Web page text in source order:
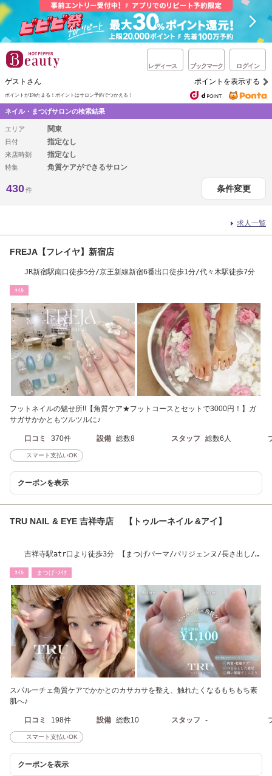
レディース ブックマーク ログイン
ゲストさん ポイントを表示する
ポイントが1%たまる！ ポイントはサロン予約でつかえる！
ネイル・まつげサロンの検索結果
エリア 関東
日付 指定なし
来店時刻 指定なし
特集 角質ケアができるサロン
430件 条件変更
求人一覧
FREJA【フレイヤ】新宿店
JR新宿駅南口徒歩5分/京王新線新宿6番出口徒歩1分/代々木駅徒歩7分
ﾈｲﾙ
フットネイルの魅せ所!!【角質ケア★フットコースとセットで3000円！】ガ
サガサかかともツルツルに♪
口コミ 370件 設備 総数8 スタッフ 総数6人
スマート支払いOK
クーポンを表示
TRU NAIL & EYE 吉祥寺店 【トゥルーネイル &アイ】
吉祥寺駅atr口より徒歩3分 【まつげパーマ/パリジェンヌ/長さ出し/パ
ﾈｲﾙ まつげ･ﾒｲｸ
スパルーチェ角質ケアでかかとのカサカサを整え、触れたくなるもちもち素
肌へ♪
口コミ 198件 設備 総数10 スタッフ -
スマート支払いOK
クーポンを表示